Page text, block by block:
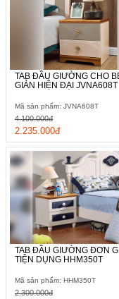
TAB ĐẦU GIƯỜNG CHO
GIẢN HIỆN ĐẠI JVNA608T
Mã sản phẩm: JVNA608T
2.235.000đ
4.100.000đ
TAB ĐẦU GIƯỜNG ĐƠN
TIỆN DỤNG HHM350T
Mã sản phẩm: HHM350T
2.300.000đ